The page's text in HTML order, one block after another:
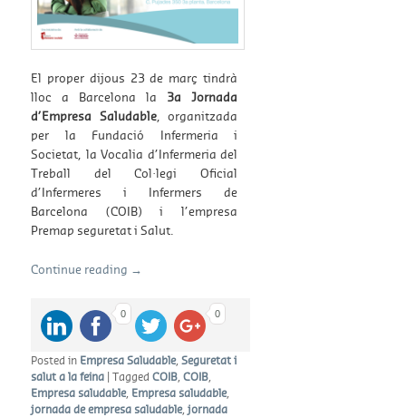
El proper dijous 23 de març tindrà
lloc a Barcelona la 3a Jornada
d’Empresa Saludable, organitzada
per la Fundació Infermeria i
Societat, la Vocalia d’Infermeria del
Treball del Col·legi Oficial
d’Infermeres i Infermers de
Barcelona (COIB) i l’empresa
Premap seguretat i Salut.
Continue reading →
0 0
Posted in Empresa Saludable,Seguretat i
salut a la feina |Tagged COIB ,COIB
Empresa saludable, Empresa saludable,
jornada de empresa saludable,jornada